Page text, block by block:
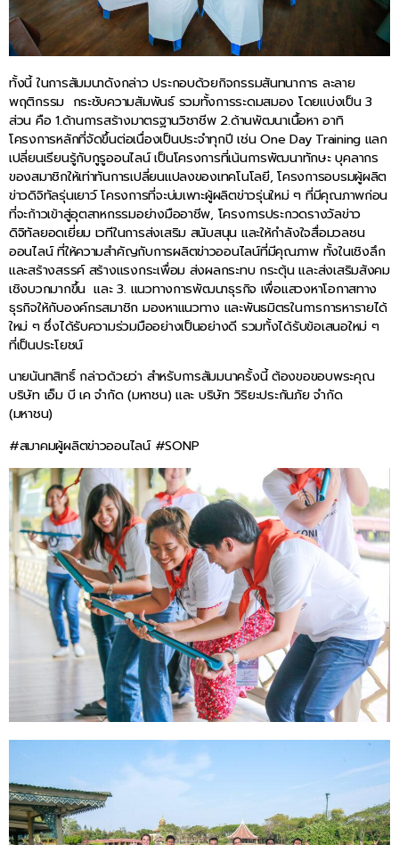
ทั้งนี้ ในการสัมมนาดังกล่าว ประกอบด้วยกิจกรรมสันทนาการ ละลาย
พฤติกรรม กระชับความสัมพันธ์ รวมทั้งการระดมสมอง โดยแบ่งเป็น 3
ส่วน คือ 1.ด้านการสร้างมาตรฐานวิชาชีพ 2.ด้านพัฒนาเนื้อหา อาทิ
โครงการหลักที่จัดขึ้นต่อเนื่องเป็นประจำทุกปี เช่น One Day Training แลก
เปลี่ยนเรียนรู้กับกูรูออนไลน์ เป็นโครงการที่เน้นการพัฒนาทักษะ บุคลากร
ของสมาชิกให้เท่าทันการเปลี่ยนแปลงของเทคโนโลยี, โครงการอบรมผู้ผลิต
ข่าวดิจิทัลรุ่นเยาว์ โครงการที่จะบ่มเพาะผู้ผลิตข่าวรุ่นใหม่ ๆ ที่มีคุณภาพก่อน
ที่จะก้าวเข้าสู่อุตสาหกรรมอย่างมืออาชีพ, โครงการประกวดรางวัลข่าว
ดิจิทัลยอดเยี่ยม เวทีในการส่งเสริม สนับสนุน และให้กำลังใจสื่อมวลชน
ออนไลน์ ที่ให้ความสำคัญกับการผลิตข่าวออนไลน์ที่มีคุณภาพ ทั้งในเชิงลึก
และสร้างสรรค์ สร้างแรงกระเพื่อม ส่งผลกระทบ กระตุ้น และส่งเสริมสังคม
เชิงบวกมากขึ้น และ 3. แนวทางการพัฒนาธุรกิจ เพื่อแสวงหาโอกาสทาง
ธุรกิจให้กับองค์กรสมาชิก มองหาแนวทาง และพันธมิตรในการการหารายได้
ใหม่ ๆ ซึ่งได้รับความร่วมมืออย่างเป็นอย่างดี รวมทั้งได้รับข้อเสนอใหม่ ๆ
ที่เป็นประโยชน์
นายนันทสิทธิ์ กล่าวด้วยว่า สำหรับการสัมมนาครั้งนี้ ต้องขอขอบพระคุณ
บริษัท เอ็ม บี เค จำกัด (มหาชน) และ บริษัท วิริยะประกันภัย จำกัด
(มหาชน)
#สมาคมผู้ผลิตข่าวออนไลน์ #SONP